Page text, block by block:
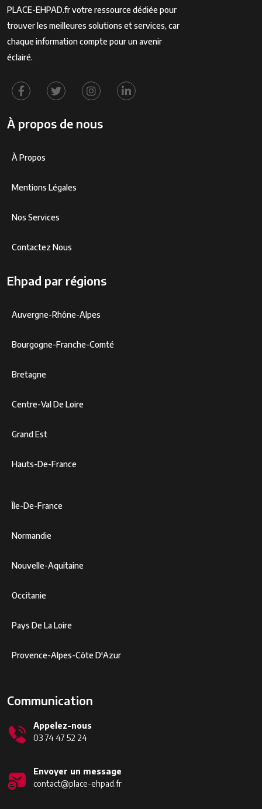
PLACE-EHPAD.fr votre ressource dédiée pour
trouver les meilleures solutions et services, car
chaque information compte pour un avenir
éclairé.
À propos de nous
À Propos
Mentions Légales
Nos Services
Contactez Nous
Ehpad par régions
Auvergne-Rhône-Alpes
Bourgogne-Franche-Comté
Bretagne
Centre-Val De Loire
Grand Est
Hauts-De-France
Île-De-France
Normandie
Nouvelle-Aquitaine
Occitanie
Pays De La Loire
Provence-Alpes-Côte D'Azur
Communication
Appelez-nous
03 74 47 52 24
Envoyer un message
contact@place-ehpad.fr